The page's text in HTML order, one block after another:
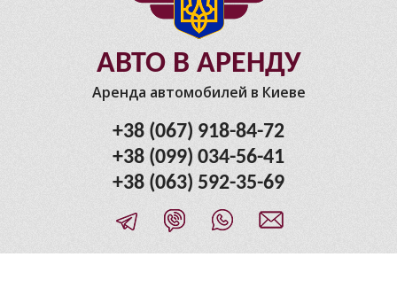
АВТО В АРЕНДУ
Аренда автомобилей в Киеве
+38 (067) 918-84-72
+38 (099) 034-56-41
+38 (063) 592-35-69